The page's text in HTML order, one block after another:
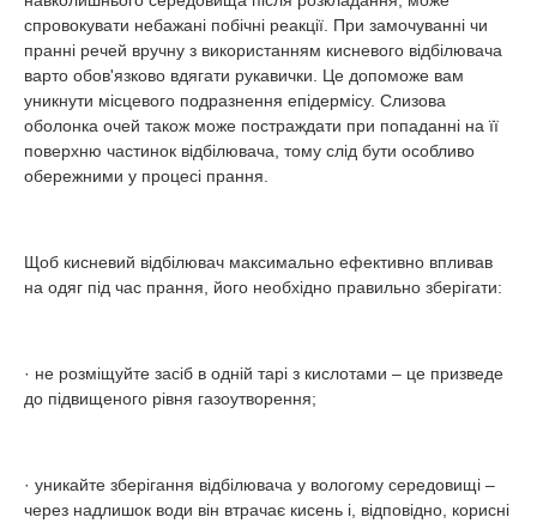
спровокувати небажані побічні реакції. При замочуванні чи
пранні речей вручну з використанням кисневого відбілювача
варто обов'язково вдягати рукавички. Це допоможе вам
уникнути місцевого подразнення епідермісу. Слизова
оболонка очей також може постраждати при попаданні на її
поверхню частинок відбілювача, тому слід бути особливо
обережними у процесі прання.
Щоб кисневий відбілювач максимально ефективно впливав
на одяг під час прання, його необхідно правильно зберігати:
· не розміщуйте засіб в одній тарі з кислотами – це призведе
до підвищеного рівня газоутворення;
· уникайте зберігання відбілювача у вологому середовищі –
через надлишок води він втрачає кисень і, відповідно, корисні